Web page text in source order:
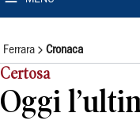
Ferrara Cronaca
Certosa
Oggi